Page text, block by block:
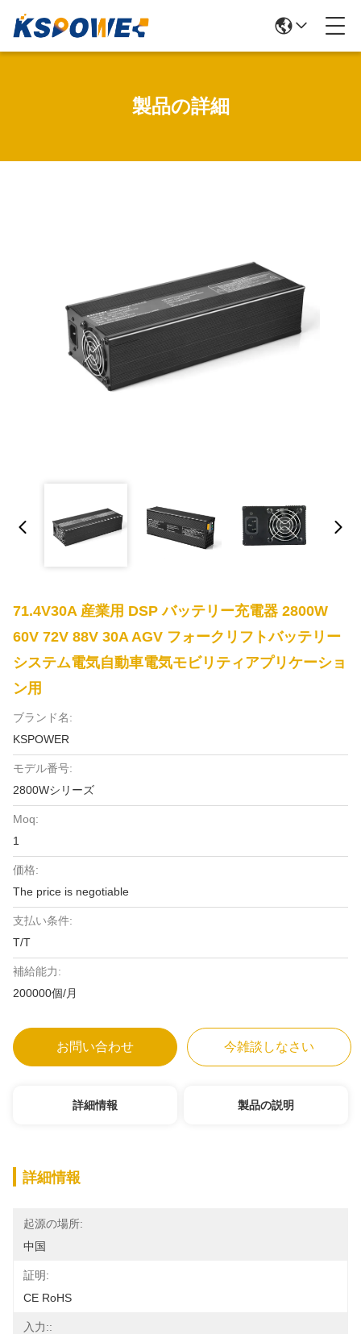
製品の詳細
71.4V30A 産業用 DSP バッテリー充電器 2800W
60V 72V 88V 30A AGV フォークリフトバッテリー
システム電気自動車電気モビリティアプリケーショ
ン用
ブランド名:
KSPOWER
モデル番号:
2800Wシリーズ
Moq:
1
価格:
The price is negotiable
支払い条件:
T/T
補給能力:
200000個/月
お問い合わせ 今雑談しなさい
詳細情報 製品の説明
詳細情報
起源の場所:
中国
証明:
CE RoHS
入力::